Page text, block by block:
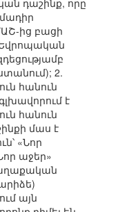
դաշինք, որը
ից բացի
2.
հանուն
է
հանուն
մաս է
«Նոր
աջեր»
այն